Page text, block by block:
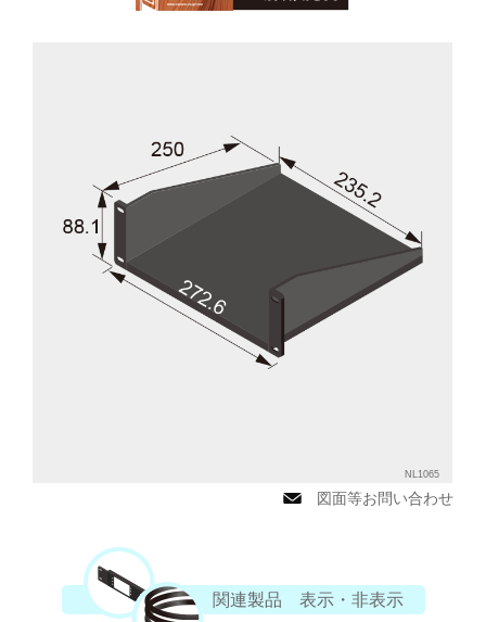
NL1065
図面等お問い合わせ
関連製品 表示・非表示